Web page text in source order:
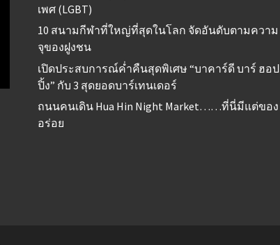
เพศ (LGBT)
10 สนามกีฬาที่ใหญ่ที่สุดในโลก จัดอันดับตามความ
จุของฝูงชน
เปิดประสบการณ์ค่ำคืนสุดพิเศษ “บาคาร์ดี บาร์ ฮอป
ปิ้ง” กับ 3 สุดยอดบาร์เทนเดอร์
ถนนคนเดิน Hua Hin Night Market……ที่นี่มีแต่ของ
อร่อย